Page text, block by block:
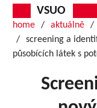
VSUO
home aktuálně
screening a
působících látek s